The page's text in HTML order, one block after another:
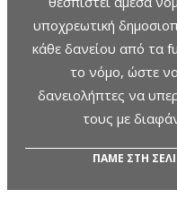
υποχρεωτική
κάθε δανείου από τα
το νόμο, ώστε
δανειολήπτες να
τους με
ΠΑΜΕ ΣΤΗ